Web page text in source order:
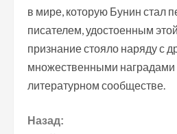
в мире, которую Бунин стал
писателем, удостоенным
признание стояло наряду с
множественными
литературном сообществе.
П
Назад: